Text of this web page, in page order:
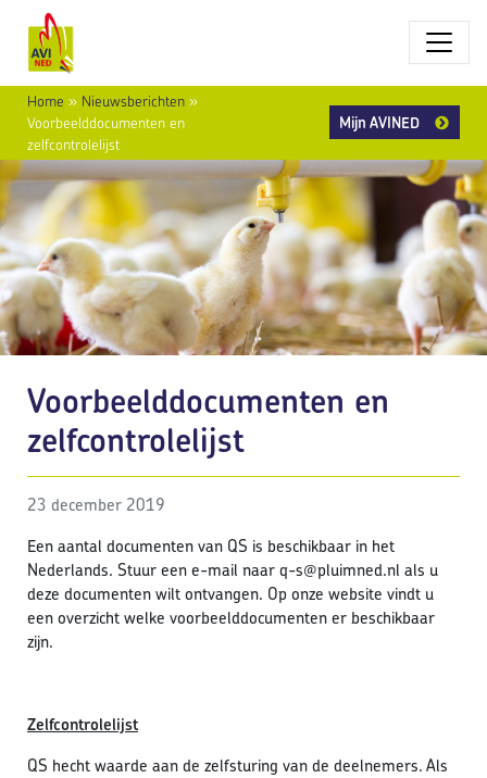
Home » Nieuwsberichten »
Voorbeelddocumenten en
zelfcontrolelijst
Mijn AVINED
Voorbeelddocumenten en
zelfcontrolelijst
23 december 2019
Een aantal documenten van QS is beschikbaar in het
Nederlands. Stuur een e-mail naar q-s@pluimned.nl als u
deze documenten wilt ontvangen. Op onze website vindt u
een overzicht welke voorbeelddocumenten er beschikbaar
zijn.
Zelfcontrolelijst
QS hecht waarde aan de zelfsturing van de deelnemers. Als